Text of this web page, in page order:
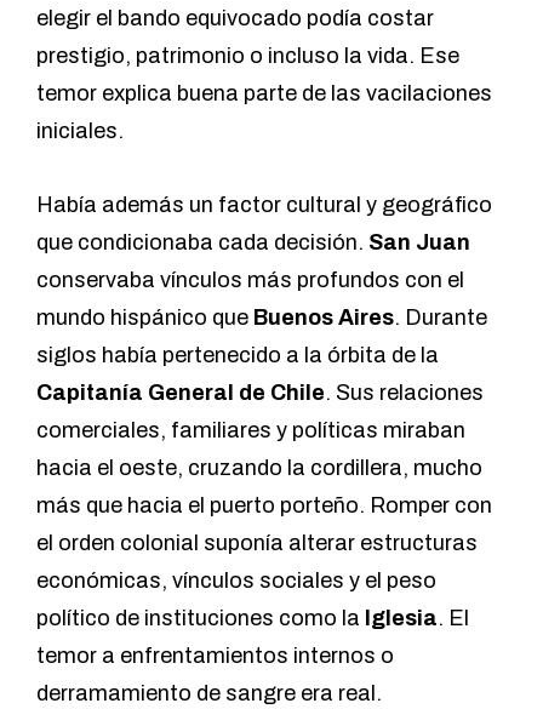
elegir el bando equivocado podía costar
prestigio, patrimonio o incluso la vida. Ese
temor explica buena parte de las vacilaciones
iniciales.
Había además un factor cultural y geográfico
que condicionaba cada decisión. San Juan
conservaba vínculos más profundos con el
mundo hispánico que Buenos Aires. Durante
siglos había pertenecido a la órbita de la
Capitanía General de Chile. Sus relaciones
comerciales, familiares y políticas miraban
hacia el oeste, cruzando la cordillera, mucho
más que hacia el puerto porteño. Romper con
el orden colonial suponía alterar estructuras
económicas, vínculos sociales y el peso
político de instituciones como la Iglesia. El
temor a enfrentamientos internos o
derramamiento de sangre era real.